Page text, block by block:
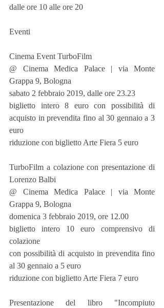
dalle ore 10 alle ore 20
Eventi
Cinema Event TurboFilm
@ Cinema Medica Palace | via Monte
Grappa 9, Bologna
sabato 2 febbraio 2019, dalle ore 23.23
biglietto intero 8 euro con possibilità di
acquisto in prevendita fino al 30 gennaio a 3
euro
riduzione con biglietto Arte Fiera 5 euro
TurboFilm a colazione con presentazione di
Lorenzo Balbi
@ Cinema Medica Palace | via Monte
Grappa 9, Bologna
domenica 3 febbraio 2019, ore 12.00
biglietto intero 10 euro comprensivo di
colazione
con possibilità di acquisto in prevendita fino
al 30 gennaio a 5 euro
riduzione con biglietto Arte Fiera 7 euro
Presentazione del libro "Incompiuto